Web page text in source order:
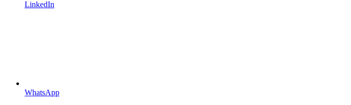
LinkedIn
WhatsApp